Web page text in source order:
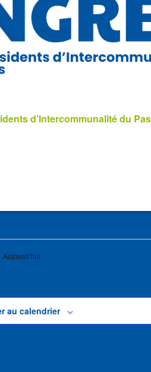
d’Intercommunalité du
Aujourd’hui
au calendrier